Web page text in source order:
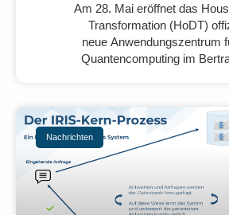
Am 28. Mai eröffnet das
Transformation (HoDT)
neue Anwendungszentrum
Quantencomputing im
Nachrichten